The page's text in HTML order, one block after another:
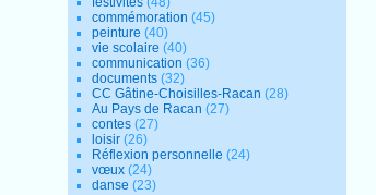
commémoration (45)
peinture (40)
vie scolaire (40)
communication (36)
documents (32)
CC Gâtine-Choisilles-Racan (28)
Au Pays de Racan (27)
contes (27)
loisir (26)
Réflexion personnelle (24)
vœux (24)
danse (23)